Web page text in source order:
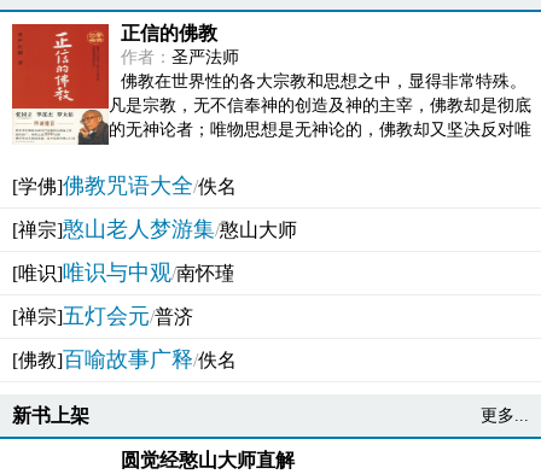
正信的佛教
作者： 圣严法师
佛教在世界性的各大宗教和思想之中，显得非常特殊。
凡是宗教，无不信奉神的创造及神的主宰，佛教却是彻底
的无神论者；唯物思想是无神论的，佛教却又坚决反对唯
[学佛]佛教咒语大全/佚名
[禅宗]憨山老人梦游集/憨山大师
[唯识]唯识与中观/南怀瑾
[禅宗]五灯会元/普济
[佛教]百喻故事广释/佚名
新书上架 更多...
圆觉经憨山大师直解